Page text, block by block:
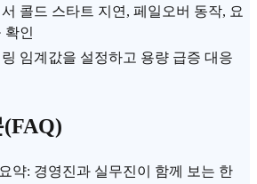
콜드 스타트 지연, 페일오버 동작, 요
확인
임계값을 설정하고 용량 급증 대응
약: 경영진과 실무진이 함께 보는 한